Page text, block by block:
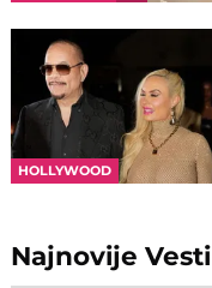
HOLLYWOOD
NajnovijeVesti